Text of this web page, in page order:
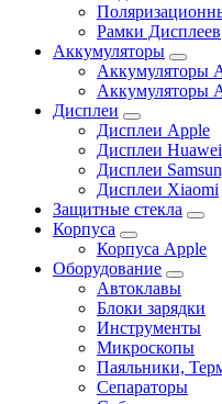
Рамки Дисплеев
Аккумуляторы
Аккумуляторы
Аккумуляторы
Дисплеи
Дисплеи Apple
Дисплеи Huawei
Дисплеи
Дисплеи Xiaomi
Защитные стекла
Корпуса
Корпуса Apple
Оборудование
Автоклавы
Блоки зарядки
Инструменты
Микроскопы
Паяльники,
Сепараторы